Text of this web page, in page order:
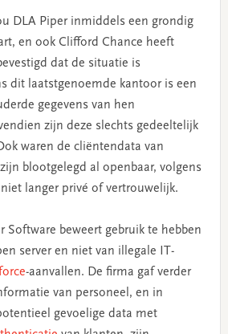
DLA Piper inmiddels een grondig
en ook Clifford Chance heeft
dat de situatie is
dit laatstgenoemde kantoor is een
gegevens van hen
zijn deze slechts gedeeltelijk
waren de cliëntendata van
blootgelegd al openbaar, volgens
langer privé of vertrouwelijk.
Software beweert gebruik te hebben
server en niet van illegale IT-
-aanvallen. De firma gaf verder
van personeel, en in
gevoelige data met